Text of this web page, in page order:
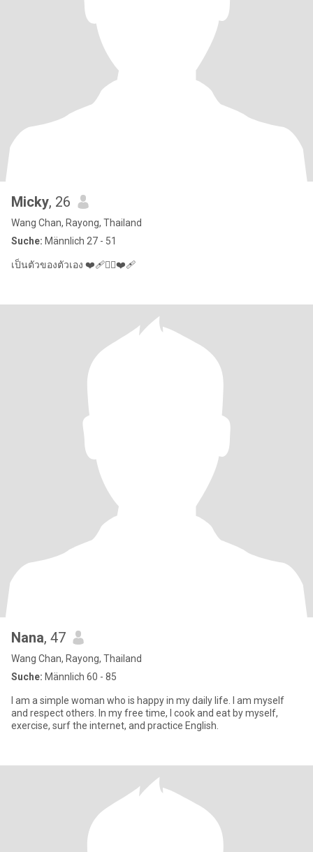
Micky, 26
Wang Chan, Rayong, Thailand
Suche: Männlich 27 - 51
เป็นตัวของตัวเอง ❤️‍🩹❤️‍🔥❤️‍🩹
Nana, 47
Wang Chan, Rayong, Thailand
Suche: Männlich 60 - 85
I am a simple woman who is happy in my daily life. I am myself
and respect others. In my free time, I cook and eat by myself,
exercise, surf the internet, and practice English.